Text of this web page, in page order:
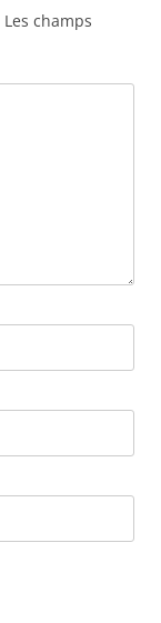
Les champs